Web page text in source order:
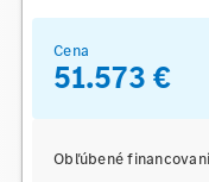
Cena
51.573 €
Obľúbené